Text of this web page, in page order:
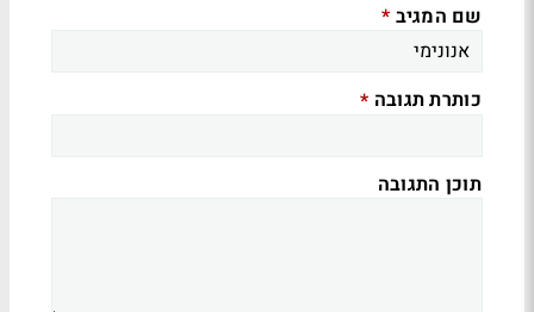
שם המגיב *
כותרת תגובה *
תוכן התגובה